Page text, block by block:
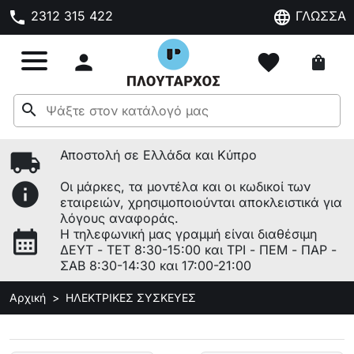
phone 2312 315 422 language ΓΛΩΣΣΑ
 favorite shopping_bag
search
local_shipping Αποστολή σε Ελλάδα και Κύπρο
info
Οι μάρκες, τα μοντέλα και οι κωδικοί των
εταιρειών, χρησιμοποιούνται αποκλειστικά για
λόγους αναφοράς.
calendar_month
Η τηλεφωνική μας γραμμή είναι διαθέσιμη
ΔΕΥΤ - ΤΕΤ 8:30-15:00 και ΤΡΙ - ΠΕΜ - ΠΑΡ -
ΣΑΒ 8:30-14:30 και 17:00-21:00
Αρχική ΗΛΕΚΤΡΙΚΕΣ ΣΥΣΚΕΥΕΣ